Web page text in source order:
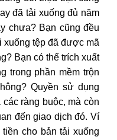
đã tải xuống đủ năm
chưa? Bạn cũng đều
xuống tệp đã được mã
Bạn có thể trích xuất
trong phần mềm trộn
Quyền sử dụng
ràng buộc, mà còn
đến giao dịch đó. Ví
cho bản tải xuống